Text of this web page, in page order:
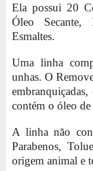
Ela possui 20
Óleo
Esmaltes.
Uma linha
unhas. O
contém o óleo de
A linha não
Parabenos,
origem animal e